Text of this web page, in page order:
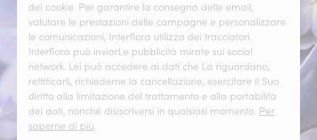
dei cookie. Per garantire la consegna delle email,
valutare le prestazioni delle campagne e personalizzare
le comunicazioni, Interflora utilizza dei tracciatori.
Interflora può inviarLe pubblicità mirate sui social
network. Lei può accedere ai dati che La riguardano,
rettificarli, richiederne la cancellazione, esercitare il Suo
diritto alla limitazione del trattamento e alla portabilità
dei dati, nonché disiscriversi in qualsiasi momento. Per
saperne di più.